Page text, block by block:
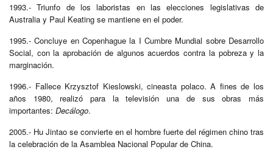
1993.- Triunfo de los laboristas en las elecciones legislativas de
Australia y Paul Keating se mantiene en el poder.
1995.- Concluye en Copenhague la I Cumbre Mundial sobre Desarrollo
Social, con la aprobación de algunos acuerdos contra la pobreza y la
marginación.
1996.- Fallece Krzysztof Kieslowski, cineasta polaco. A fines de los
años 1980, realizó para la televisión una de sus obras más
importantes: Decálogo.
2005.- Hu Jintao se convierte en el hombre fuerte del régimen chino tras
la celebración de la Asamblea Nacional Popular de China.